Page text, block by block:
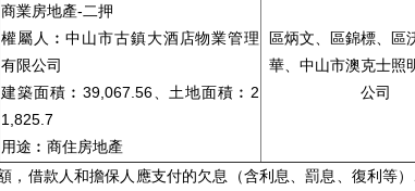
商業房地產-二押
權屬人︰中山市古鎮大酒店物業管理
有限公司
建築面積︰39,067.56、土地面積︰2
1,825.7
用途︰商住房地產
區炳文、區錦標、區
華、中山市澳克士照
公司
借款人和擔保人應支付的欠息（含利息、罰息、復利等）